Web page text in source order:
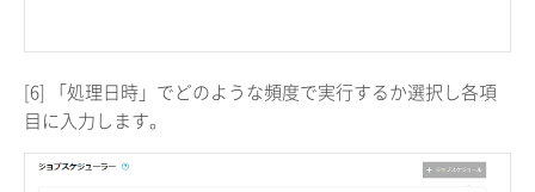
[6] 「処理日時」でどのような頻度で実行するか選択し各項
目に入力します。